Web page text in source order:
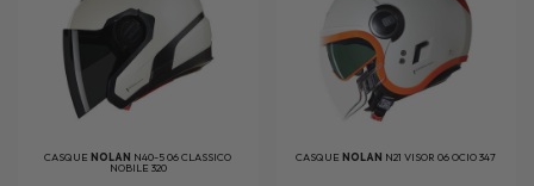
CASQUENOLAN N40-5 06 CLASSICO
NOBILE 320
CASQUENOLAN N21 VISOR 06 OCIO 347